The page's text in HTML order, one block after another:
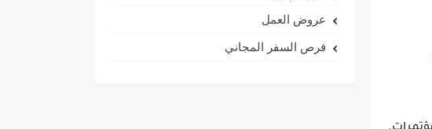
عروض العمل
فرص السفر المجاني